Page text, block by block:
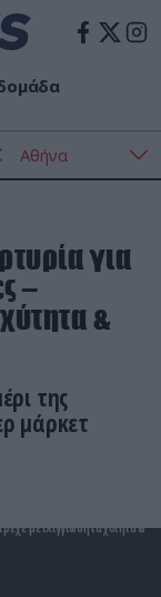
για
–
&
της
μάρκετ